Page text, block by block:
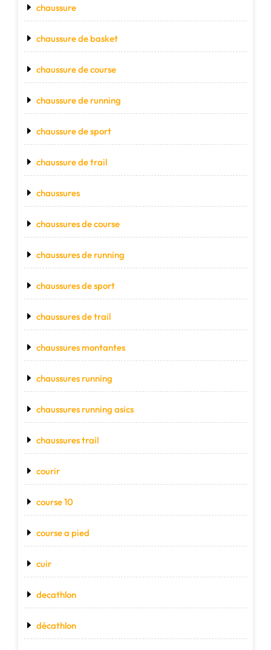
chaussure
chaussure de basket
chaussure de course
chaussure de running
chaussure de sport
chaussure de trail
chaussures
chaussures de course
chaussures de running
chaussures de sport
chaussures de trail
chaussures montantes
chaussures running
chaussures running asics
chaussures trail
courir
course 10
course a pied
cuir
decathlon
décathlon